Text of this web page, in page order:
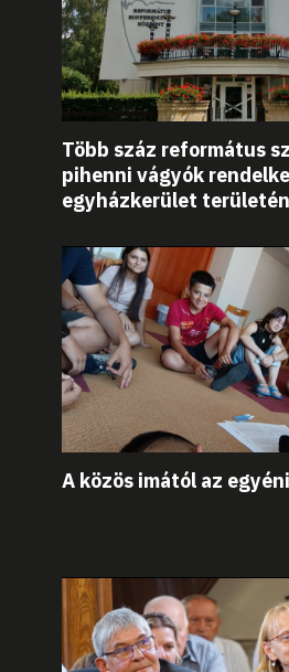
Több száz református
pihenni vágyók
egyházkerület területén
A közös imától az